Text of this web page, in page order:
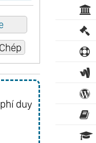
duy